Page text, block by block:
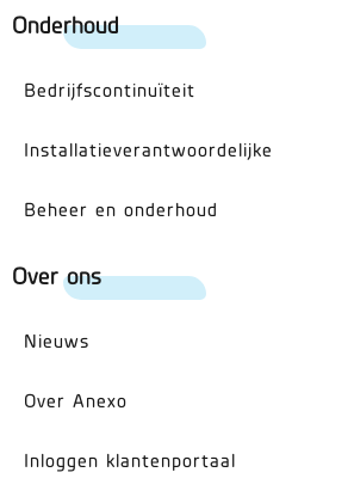
Onderhoud
Bedrijfscontinuïteit
Installatieverantwoordelijke
Beheer en onderhoud
Over ons
Nieuws
Over Anexo
Inloggen klantenportaal